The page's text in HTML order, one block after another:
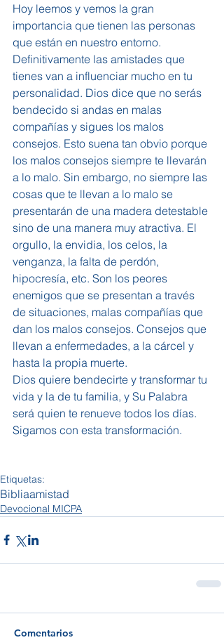
Hoy leemos y vemos la gran
importancia que tienen las personas
que están en nuestro entorno.
Definitivamente las amistades que
tienes van a influenciar mucho en tu
personalidad. Dios dice que no serás
bendecido si andas en malas
compañías y sigues los malos
consejos. Esto suena tan obvio porque
los malos consejos siempre te llevarán
a lo malo. Sin embargo, no siempre las
cosas que te llevan a lo malo se
presentarán de una madera detestable
sino de una manera muy atractiva. El
orgullo, la envidia, los celos, la
venganza, la falta de perdón,
hipocresía, etc. Son los peores
enemigos que se presentan a través
de situaciones, malas compañías que
dan los malos consejos. Consejos que
llevan a enfermedades, a la cárcel y
hasta la propia muerte.
Dios quiere bendecirte y transformar tu
vida y la de tu familia, y Su Palabra
será quien te renueve todos los días.
Sigamos con esta transformación.
Etiquetas:
Bibliaamistad
Devocional MICPA
Comentarios